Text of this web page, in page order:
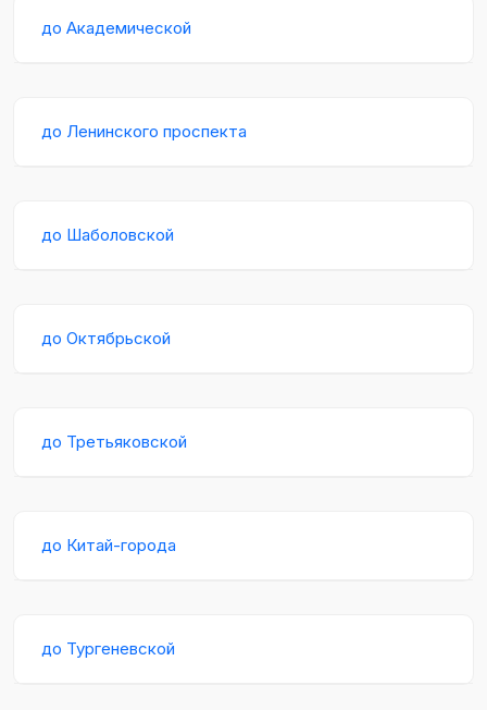
до Академической
до Ленинского проспекта
до Шаболовской
до Октябрьской
до Третьяковской
до Китай-города
до Тургеневской